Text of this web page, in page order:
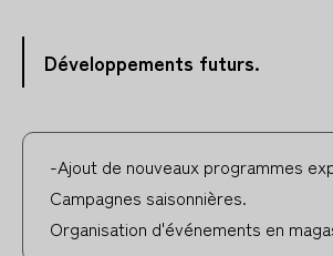
Développements futurs.
-Ajout de nouveaux programmes
Campagnes saisonnières.
Organisation d'événements en